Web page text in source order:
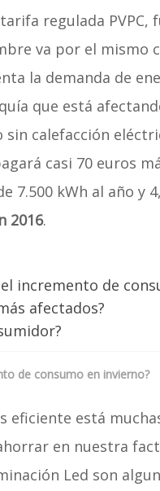
regulada PVPC,
va por el mismo
la demanda de
que está
calefacción
casi 70 euros
7.500 kWh al año y
2016.
incremento de
afectados?
de consumo en invierno?
eficiente está
en nuestra
Led son